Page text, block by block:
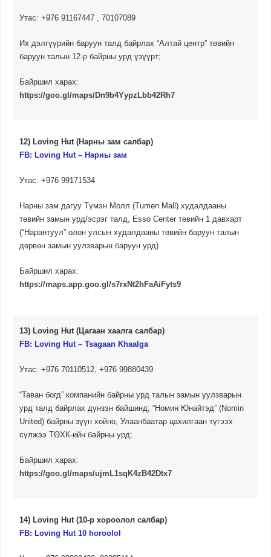
Утас: +976 91167447 , 70107089
Их дэлгүүрийн баруун талд байрлах “Алтай центр” төвийн
баруун талын 12-р байрны урд үзүүрт;
Байршил харах:
https://goo.gl/maps/Dn9b4YypzLbb42Rh7
12) Loving Hut (Нарны зам салбар)
FB: Loving Hut – Нарны зам
Утас: +976 99171534
Нарны зам дагуу Түмэн Молл (Tumen Mall) худалдааны
төвийн замын урд/эсрэг талд, Esso Center төвийн 1 давхарт
(“Нарантуул” олон улсын худалдааны төвийн баруун талын
дөрвөн замын уулзварын баруун урд)
Байршил харах:
https://maps.app.goo.gl/s7rxNt2hFaAiFyts9
13) Loving Hut (Цагаан хаалга салбар)
FB: Loving Hut – Tsagaan Khaalga
Утас: +976 70110512, +976 99880439
“Таван богд” компанийн байрны урд талын замын уулзварын
урд талд байрлах дүнзэн байшинд; “Номин Юнайтэд” (Nomin
United) байрны зүүн хойно, Улаанбаатар цахилгаан түгээх
сүлжээ ТӨХК-ийн байрны урд;
Байршил харах:
https://goo.gl/maps/ujmL1sqK4zB42Dtx7
14) Loving Hut (10-р хороолол салбар)
FB: Loving Hut 10 horoolol